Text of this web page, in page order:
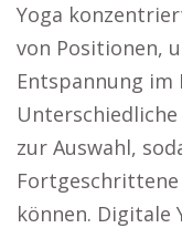
Yoga
von Positionen,
Entspannung im
zur Auswahl,
können. Digitale